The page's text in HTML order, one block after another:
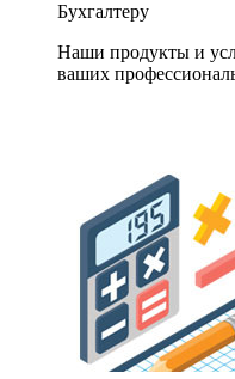
Бухгалтеру
Наши продукты и
ваших